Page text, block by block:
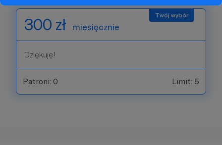
300 zł miesięcznie
Dziękuję!
Patroni: 0 Limit: 5